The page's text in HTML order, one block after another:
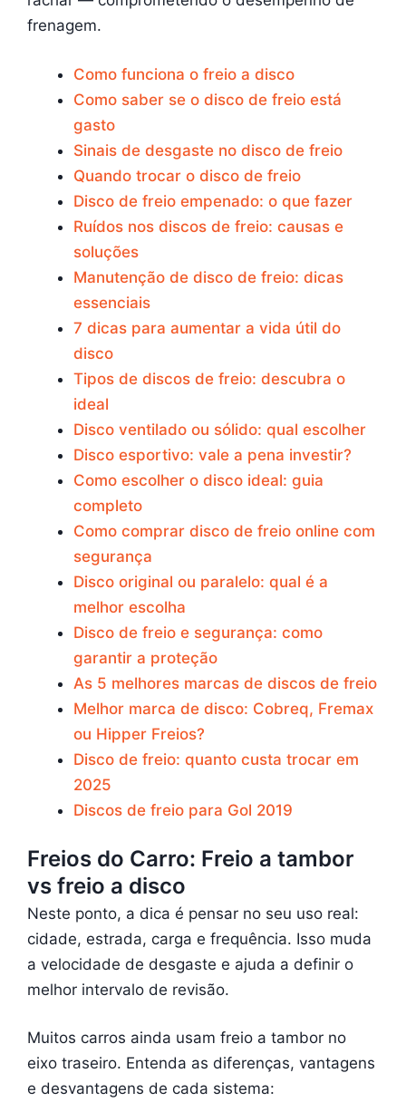
frenagem.
Como funciona o freio a disco
Como saber se o disco de freio está
gasto
Sinais de desgaste no disco de freio
Quando trocar o disco de freio
Disco de freio empenado: o que fazer
Ruídos nos discos de freio: causas e
soluções
Manutenção de disco de freio: dicas
essenciais
7 dicas para aumentar a vida útil do
disco
Tipos de discos de freio: descubra o
ideal
Disco ventilado ou sólido: qual escolher
Disco esportivo: vale a pena investir?
Como escolher o disco ideal: guia
completo
Como comprar disco de freio online com
segurança
Disco original ou paralelo: qual é a
melhor escolha
Disco de freio e segurança: como
garantir a proteção
As 5 melhores marcas de discos de freio
Melhor marca de disco: Cobreq, Fremax
ou Hipper Freios?
Disco de freio: quanto custa trocar em
2025
Discos de freio para Gol 2019
Freios do Carro: Freio a tambor
vs freio a disco
Neste ponto, a dica é pensar no seu uso real:
cidade, estrada, carga e frequência. Isso muda
a velocidade de desgaste e ajuda a definir o
melhor intervalo de revisão.
Muitos carros ainda usam freio a tambor no
eixo traseiro. Entenda as diferenças, vantagens
e desvantagens de cada sistema: